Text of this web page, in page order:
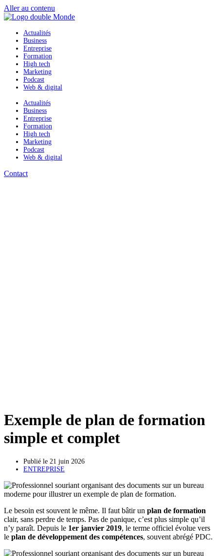
Aller au contenu
Actualités
Business
Entreprise
Formation
High tech
Marketing
Podcast
Web & digital
Actualités
Business
Entreprise
Formation
High tech
Marketing
Podcast
Web & digital
Contact
Exemple de plan de formation
simple et complet
Publié le 21 juin 2026
ENTREPRISE
Le besoin est souvent le même. Il faut bâtir un plan de formation
clair, sans perdre de temps. Pas de panique, c’est plus simple qu’il
n’y paraît. Depuis le 1er janvier 2019, le terme officiel évolue vers
le plan de développement des compétences, souvent abrégé PDC.